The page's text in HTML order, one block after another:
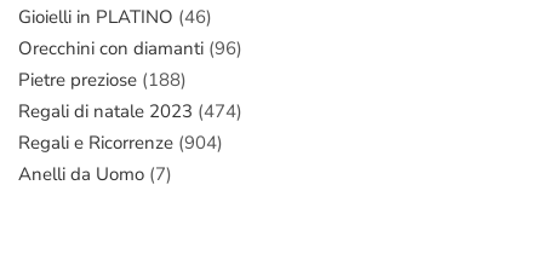
Gioielli in PLATINO (46)
Orecchini con diamanti (96)
Pietre preziose (188)
Regali di natale 2023 (474)
Regali e Ricorrenze (904)
Anelli da Uomo (7)